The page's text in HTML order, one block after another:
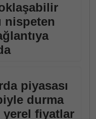
nispeten
piyasası
durma
yerel fiyatlar